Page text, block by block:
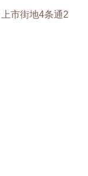
市街地4条通2